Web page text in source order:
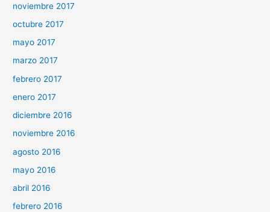
noviembre 2017
octubre 2017
mayo 2017
marzo 2017
febrero 2017
enero 2017
diciembre 2016
noviembre 2016
agosto 2016
mayo 2016
abril 2016
febrero 2016